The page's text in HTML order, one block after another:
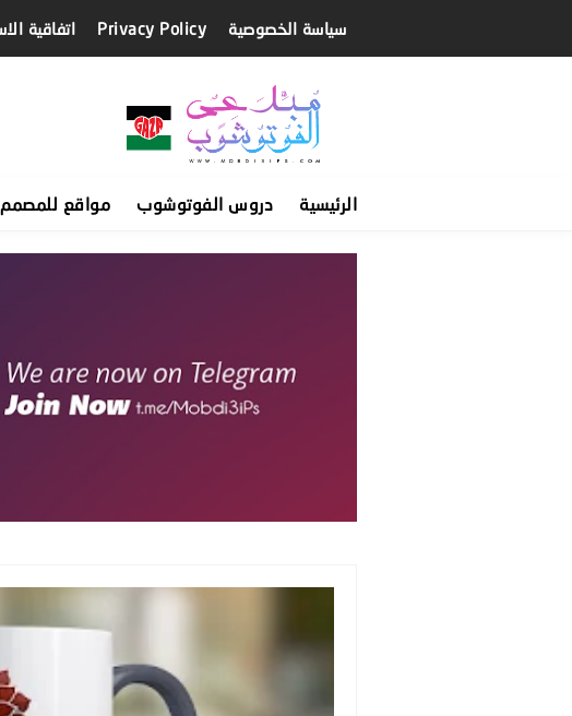
سياسة الخصوصية Privacy Policy اتفاقية
الرئيسية دروس الفوتوشوب مواقع للمصمم